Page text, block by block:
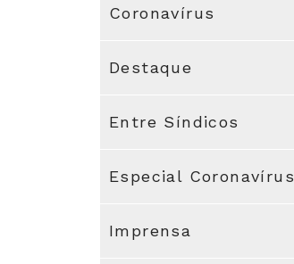
Coronavírus
Destaque
Entre Síndicos
Especial Coronavírus
Imprensa